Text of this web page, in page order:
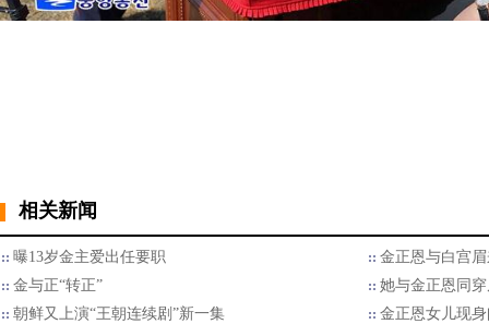
相关新闻
曝13岁金主爱出任要职
金正恩与白宫
金与正“转正”
她与金正恩同
朝鲜又上演“王朝连续剧”新一集
金正恩女儿现